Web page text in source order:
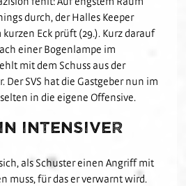
durch, der Halles Keeper
Eck prüft (29.). Kurz darauf
einer Bogenlampe im
mit dem Schuss aus der
Der SVS hat die Gastgeber nun im
in die eigene Offensive.
intensiver
als Schuster einen Angriff mit
muss, für das er verwarnt wird.